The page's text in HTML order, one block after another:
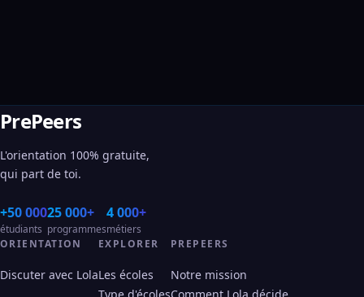
PrePeers
L'orientation 100% gratuite,
qui part de toi.
+50 000
étudiants
25 000+
programmes
4 000+
métiers
ORIENTATION
Discuter avec Lola
EXPLORER
Les écoles
PREPEERS
Notre mission